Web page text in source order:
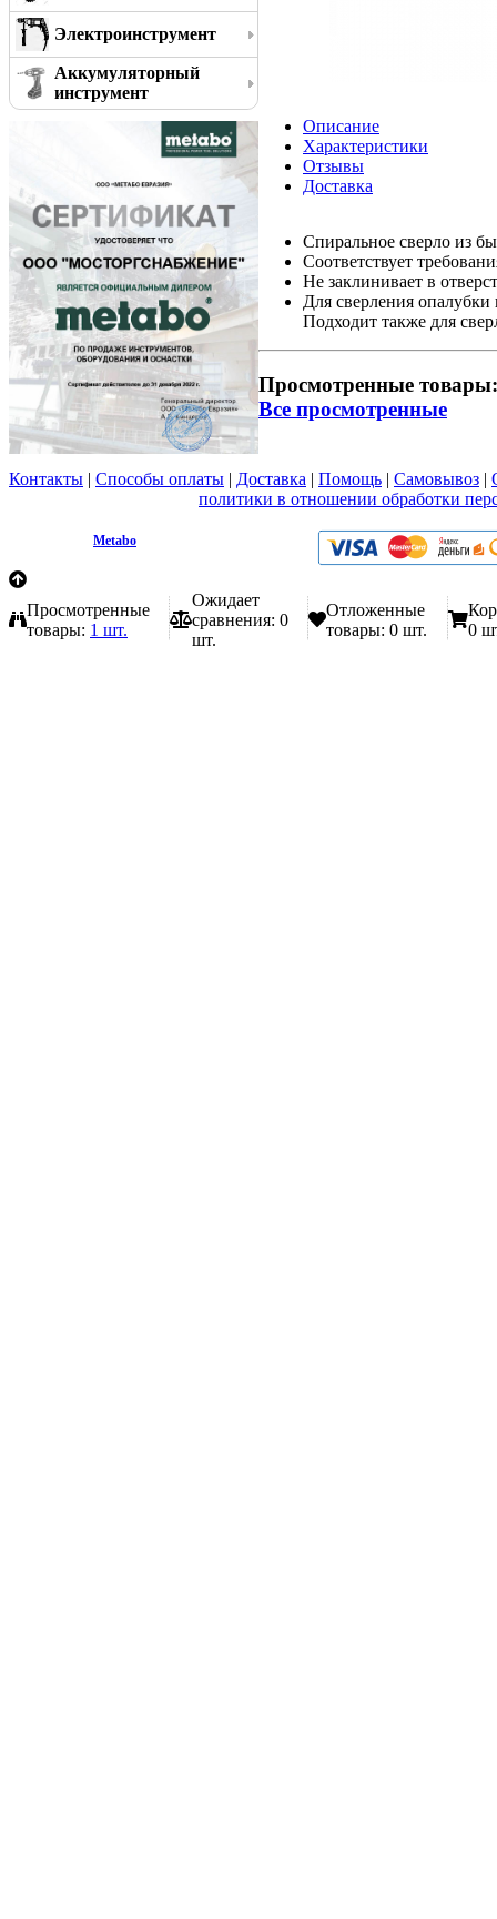
Электроинструмент
Аккумуляторный
инструмент
Описание
Характеристики
Отзывы
Доставка
Спиральное сверло из
Соответствует
Не заклинивает в
Для сверления опалубки
Подходит также для
Просмотренные товары:
Все просмотренные
Контакты | Способы оплаты | Доставка | Помощь | Самовывоз |
политики в отношении обработки
Metabo
Просмотренные
товары: 1 шт.
Ожидает
сравнения: 0
шт.
Отложенные
товары: 0 шт.
0